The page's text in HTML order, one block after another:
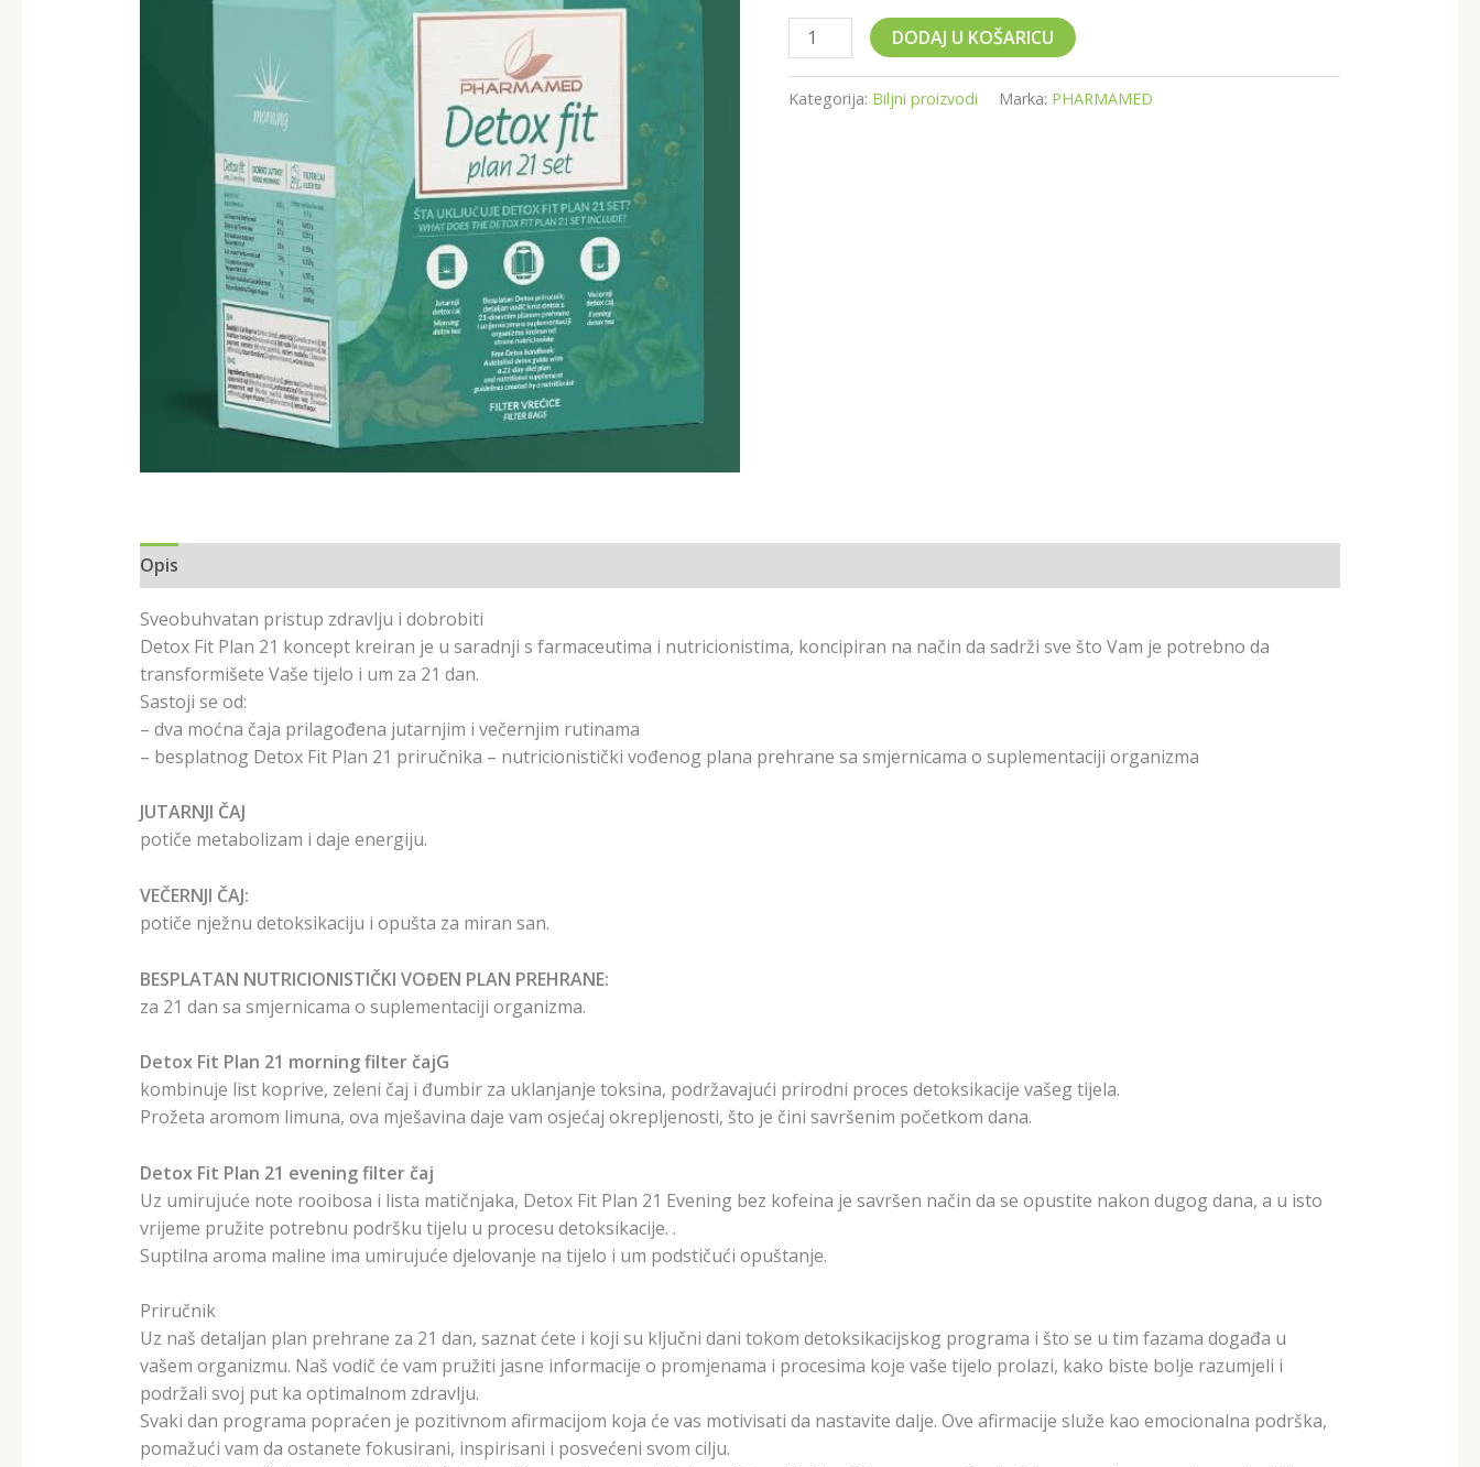
DODAJ U KOŠARICU
Kategorija: Biljni proizvodi Marka: PHARMAMED
Opis
Sveobuhvatan pristup zdravlju i dobrobiti
Detox Fit Plan 21 koncept kreiran je u saradnji s farmaceutima i nutricionistima, koncipiran na način da sadrži sve što Vam je potrebno da
transformišete Vaše tijelo i um za 21 dan.
Sastoji se od:
– dva moćna čaja prilagođena jutarnjim i večernjim rutinama
– besplatnog Detox Fit Plan 21 priručnika – nutricionistički vođenog plana prehrane sa smjernicama o suplementaciji organizma
JUTARNJI ČAJ
potiče metabolizam i daje energiju.
VEČERNJI ČAJ:
potiče nježnu detoksikaciju i opušta za miran san.
BESPLATAN NUTRICIONISTIČKI VOĐEN PLAN PREHRANE:
za 21 dan sa smjernicama o suplementaciji organizma.
Detox Fit Plan 21 morning filter čajG
kombinuje list koprive, zeleni čaj i đumbir za uklanjanje toksina, podržavajući prirodni proces detoksikacije vašeg tijela.
Prožeta aromom limuna, ova mješavina daje vam osjećaj okrepljenosti, što je čini savršenim početkom dana.
Detox Fit Plan 21 evening filter čaj
Uz umirujuće note rooibosa i lista matičnjaka, Detox Fit Plan 21 Evening bez kofeina je savršen način da se opustite nakon dugog dana, a u isto
vrijeme pružite potrebnu podršku tijelu u procesu detoksikacije. .
Suptilna aroma maline ima umirujuće djelovanje na tijelo i um podstičući opuštanje.
Priručnik
Uz naš detaljan plan prehrane za 21 dan, saznat ćete i koji su ključni dani tokom detoksikacijskog programa i što se u tim fazama događa u
vašem organizmu. Naš vodič će vam pružiti jasne informacije o promjenama i procesima koje vaše tijelo prolazi, kako biste bolje razumjeli i
podržali svoj put ka optimalnom zdravlju.
Svaki dan programa popraćen je pozitivnom afirmacijom koja će vas motivisati da nastavite dalje. Ove afirmacije služe kao emocionalna podrška,
pomažući vam da ostanete fokusirani, inspirisani i posvećeni svom cilju.